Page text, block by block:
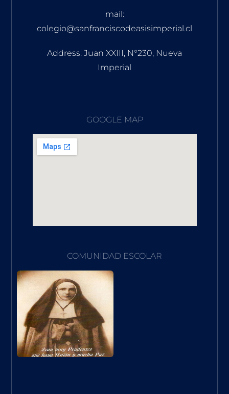
mail:
colegio@sanfranciscodeasisimperial.cl
Address: Juan XXIII, N°230, Nueva
Imperial
GOOGLE MAP
COMUNIDAD ESCOLAR